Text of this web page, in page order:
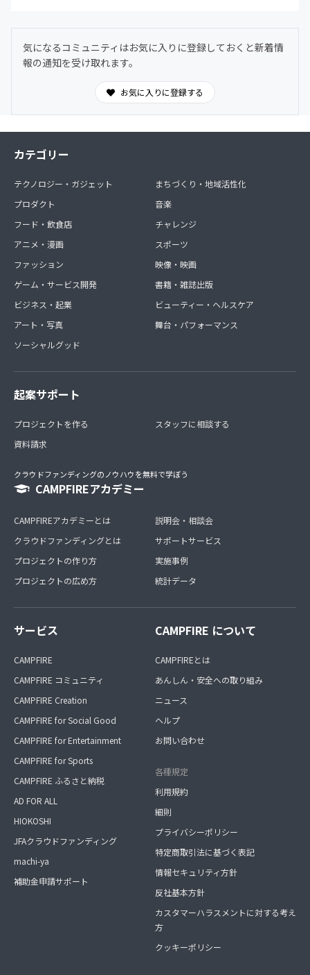
気になるコミュニティはお気に入りに登録しておくと新着情
報の通知を受け取れます。
お気に入りに登録する
カテゴリー
テクノロジー・ガジェット
プロダクト
フード・飲食店
アニメ・漫画
ファッション
ゲーム・サービス開発
ビジネス・起業
アート・写真
ソーシャルグッド
まちづくり・地域活性化
音楽
チャレンジ
スポーツ
映像・映画
書籍・雑誌出版
ビューティー・ヘルスケア
舞台・パフォーマンス
起案サポート
プロジェクトを作る
資料請求
スタッフに相談する
クラウドファンディングのノウハウを無料で学ぼう
CAMPFIREアカデミー
CAMPFIREアカデミーとは
クラウドファンディングとは
プロジェクトの作り方
プロジェクトの広め方
説明会・相談会
サポートサービス
実施事例
統計データ
サービス
CAMPFIRE
CAMPFIRE コミュニティ
CAMPFIRE Creation
CAMPFIRE for Social Good
CAMPFIRE for Entertainment
CAMPFIRE for Sports
CAMPFIRE ふるさと納税
AD FOR ALL
HIOKOSHI
JFAクラウドファンディング
machi-ya
補助金申請サポート
CAMPFIRE について
CAMPFIREとは
あんしん・安全への取り組み
ニュース
ヘルプ
お問い合わせ
各種規定
利用規約
細則
プライバシーポリシー
特定商取引法に基づく表記
情報セキュリティ方針
反社基本方針
カスタマーハラスメントに対する考え
方
クッキーポリシー